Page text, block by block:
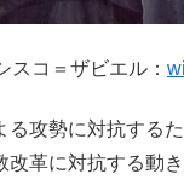
スコ＝ザビエル：
る攻勢に対抗する
改革に対抗する動